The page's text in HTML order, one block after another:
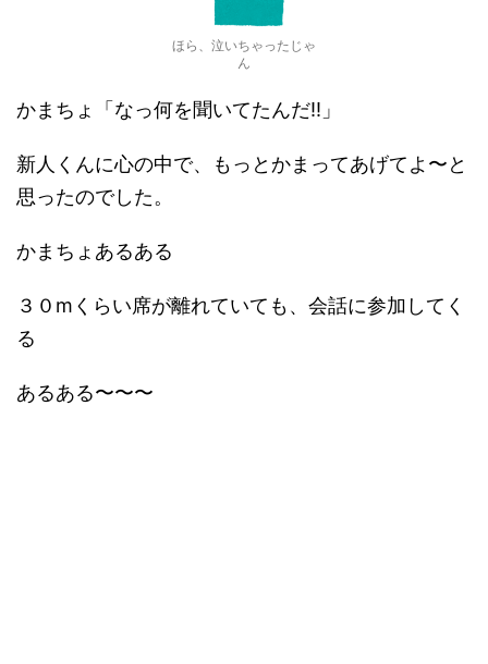
ほら、泣いちゃったじゃ
ん
かまちょ「なっ何を聞いてたんだ!!」
新人くんに心の中で、もっとかまってあげてよ〜と
思ったのでした。
かまちょあるある
３０mくらい席が離れていても、会話に参加してく
る
あるある〜〜〜